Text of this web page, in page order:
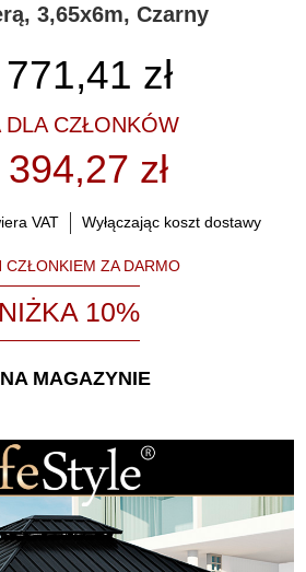
3,65x6m, Czarny
zł
DLA CZŁONKÓW
zł
VAT Wyłączając koszt dostawy
CZŁONKIEM ZA DARMO
10%
NA MAGAZYNIE